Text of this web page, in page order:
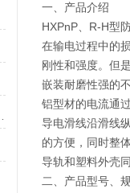
一、产品介绍
HXPnP、R-H型
在输电过程中的
刚性和强度。但
嵌装耐磨性强的
铝型材的电流通
导电滑线沿滑线
的方便，同时整
导轨和塑料外壳
二、产品型号、